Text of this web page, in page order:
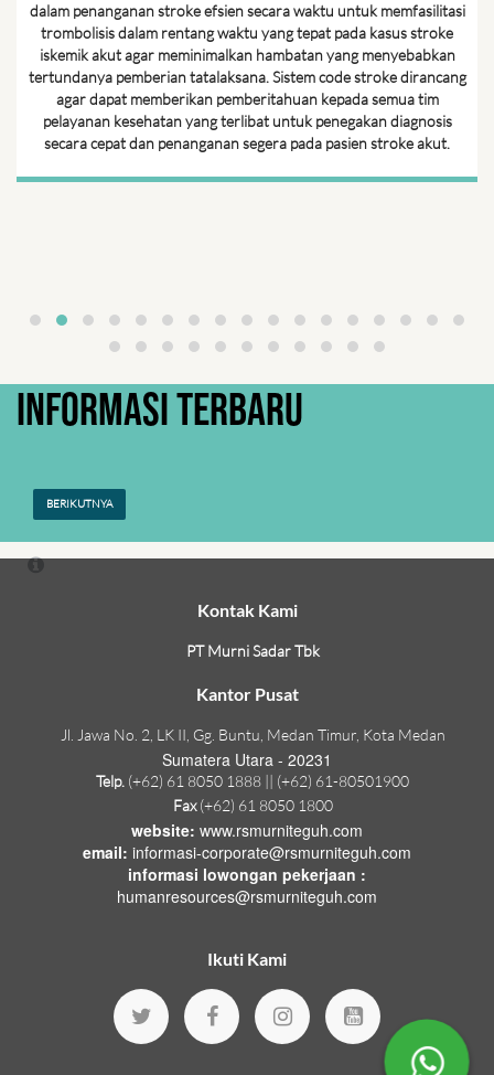
dalam penanganan stroke efsien secara waktu untuk memfasilitasi
trombolisis dalam rentang waktu yang tepat pada kasus stroke
iskemik akut agar meminimalkan hambatan yang menyebabkan
tertundanya pemberian tatalaksana. Sistem code stroke dirancang
agar dapat memberikan pemberitahuan kepada semua tim
pelayanan kesehatan yang terlibat untuk penegakan diagnosis
secara cepat dan penanganan segera pada pasien stroke akut.
INFORMASI TERBARU
BERIKUTNYA
Kontak Kami
PT Murni Sadar Tbk
Kantor Pusat
Jl. Jawa No. 2, LK II, Gg. Buntu, Medan Timur, Kota Medan
Sumatera Utara - 20231
Telp. (+62) 61 8050 1888 || (+62) 61-80501900
Fax(+62) 61 8050 1800
website: www.rsmurniteguh.com
email: informasi-corporate@rsmurniteguh.com
informasi lowongan pekerjaan :
humanresources@rsmurniteguh.com
Ikuti Kami